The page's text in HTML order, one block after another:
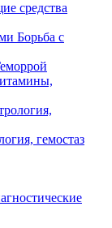
средства
Борьба с
гемостаз